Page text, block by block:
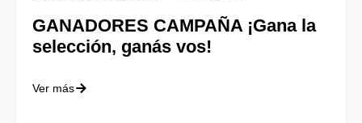
GANADORES CAMPAÑA ¡Gana la
selección, ganás vos!
Ver más